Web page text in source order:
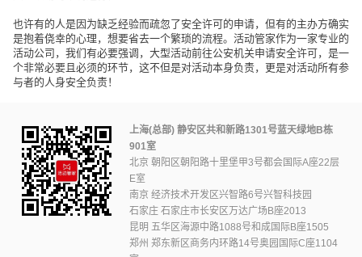
也许有的人是因为缺乏经验而疏忽了安全许可的申请，但有的主办方确实
是抱着侥幸的心理，想要省去一个繁琐的流程。活动管家作为一家专业的
活动公司，我们有必要强调，大型活动前往公安机关申请安全许可，是一
个非常必要且必须的环节，这不但是对活动本身负责，更是对活动所有参
与者的人身安全负责！
上海(总部) 静安区共和新路1301号蓝天绿地B栋
901室
北京 朝阳区朝阳路十里堡甲3号都会国际A座22层
E室
南京 经济技术开发区兴智路6号兴智科技园
石家庄 石家庄市长安区万达广场B座2013
昆明 五华区海源中路1088号和成国际B座1505
郑州 郑东新区商务内环路14号奥园国际C座1104